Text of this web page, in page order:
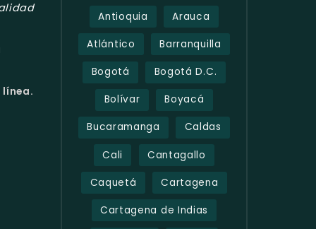
línea.
Antioquia Arauca
Atlántico Barranquilla
Bogotá Bogotá D.C.
Bolívar Boyacá
Bucaramanga Caldas
Cali Cantagallo
Caquetá Cartagena
Cartagena de Indias